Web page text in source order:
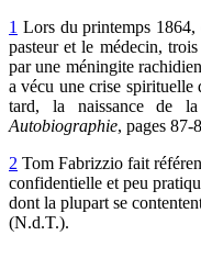
1 Lors du printemps 1864,
pasteur et le médecin,
par une méningite
a vécu une crise spirituelle
tard, la naissance de
Autobiographie, pages 87-
2 Tom Fabrizzio fait
confidentielle et peu
dont la plupart se
(N.d.T.).